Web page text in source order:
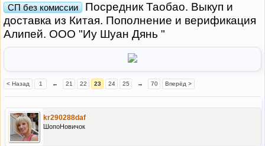
СП без комиссии
Посредник Таобао. Выкуп и
доставка из Китая. Пополнение и верификация
Алипей. ООО "Иу Шуан Дянь "
< Назад 1 ← 21 22 23 24 25 → 70 Вперёд >
kr290288daf
ШопоНовичок